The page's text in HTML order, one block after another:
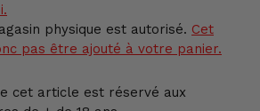
physique est autorisé. Cet
pas être ajouté à votre panier.
cet article est réservé aux